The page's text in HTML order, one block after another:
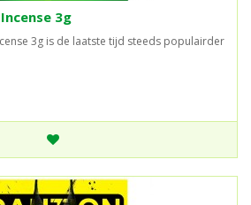
3g
3g is de laatste tijd steeds populairder